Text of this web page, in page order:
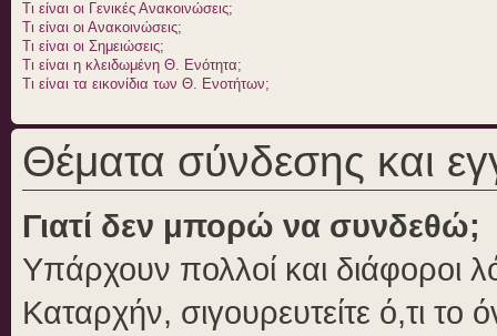
Τι είναι οι Γενικές Ανακοινώσεις;
Τι είναι οι Ανακοινώσεις;
Τι είναι οι Σημειώσεις;
Τι είναι η κλειδωμένη Θ. Ενότητα;
Τι είναι τα εικονίδια των Θ. Ενοτήτων;
Θέματα σύνδεσης και
Γιατί δεν μπορώ να συνδεθώ;
Υπάρχουν πολλοί και διάφοροι
Καταρχήν, σιγουρευτείτε ό,τι